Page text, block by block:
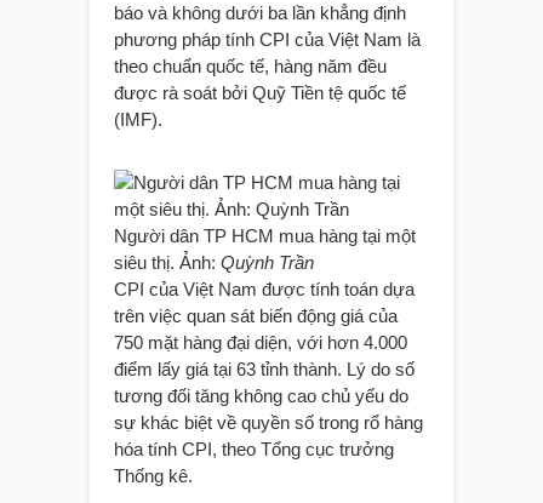
báo và không dưới ba lần khẳng định
phương pháp tính CPI của Việt Nam là
theo chuẩn quốc tế, hàng năm đều
được rà soát bởi Quỹ Tiền tệ quốc tế
(IMF).
Người dân TP HCM mua hàng tại một
siêu thị. Ảnh: Quỳnh Trần
CPI của Việt Nam được tính toán dựa
trên việc quan sát biến động giá của
750 mặt hàng đại diện, với hơn 4.000
điểm lấy giá tại 63 tỉnh thành. Lý do số
tương đối tăng không cao chủ yếu do
sự khác biệt về quyền số trong rổ hàng
hóa tính CPI, theo Tổng cục trưởng
Thống kê.